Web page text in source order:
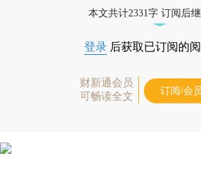
本文共计2331字 订阅后
登录 后获取已订阅的
财新通会员
可畅读全文
订阅/会